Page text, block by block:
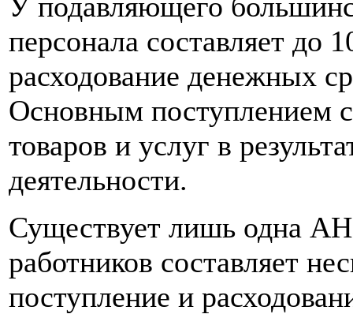
персонала составляет до
расходование денежных
Основным поступлением
товаров и услуг в
деятельности.
Существует лишь одна
работников составляет
поступление и